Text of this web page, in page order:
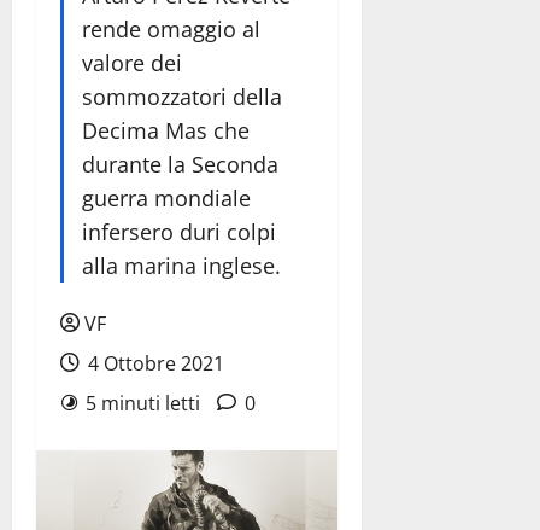
rende omaggio al
valore dei
sommozzatori della
Decima Mas che
durante la Seconda
guerra mondiale
infersero duri colpi
alla marina inglese.
VF
4 Ottobre 2021
5 minuti letti
0